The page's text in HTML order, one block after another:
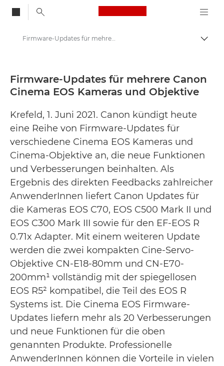
Canon Logo, back
Auf
Newsroom
Pressemitteilungen – Newsroom
Firmware-Updates für mehrere Canon Cinema EOS Kameras und Objektive - Canon Presse Center
Firmware-Updates für mehrere Canon
Cinema EOS Kameras und Objektive
Krefeld, 1. Juni 2021. Canon kündigt heute
eine Reihe von Firmware-Updates für
verschiedene Cinema EOS Kameras und
Cinema-Objektive an, die neue Funktionen
und Verbesserungen beinhalten. Als
Ergebnis des direkten Feedbacks zahlreicher
AnwenderInnen liefert Canon Updates für
die Kameras EOS C70, EOS C500 Mark II und
EOS C300 Mark III sowie für den EF-EOS R
0.71x Adapter. Mit einem weiteren Update
werden die zwei kompakten Cine-Servo-
Objektive CN-E18-80mm und CN-E70-
200mm¹ vollständig mit der spiegellosen
EOS R5² kompatibel, die Teil des EOS R
Systems ist. Die Cinema EOS Firmware-
Updates liefern mehr als 20 Verbesserungen
und neue Funktionen für die oben
genannten Produkte. Professionelle
AnwenderInnen können die Vorteile in vielen